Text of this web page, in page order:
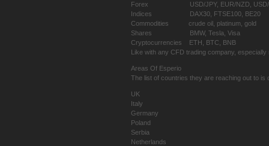
Forex USD/JPY, EUR/NZD, USD/
Indices DAX30, FTSE100, BE20
Commodities crude oil, platinum, gold
Shares BMW, Tesla, Visa
Cryptocurrencies ETH, BTC, BNB
Like with any CFD trading company,
Areas Of Esperio
The list of countries they are reaching out to
UK
Italy
Germany
Poland
Serbia
Netherlands